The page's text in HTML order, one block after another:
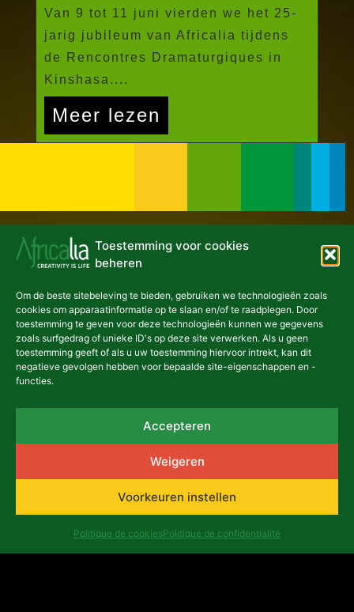
Toestemming voor cookies
beheren
Om de beste sitebeleving te bieden, gebruiken we technologieën zoals
cookies om apparaatinformatie op te slaan en/of te raadplegen. Door
toestemming te geven voor deze technologieën kunnen we gegevens
zoals surfgedrag of unieke ID's op deze site verwerken. Als u geen
toestemming geeft of als u uw toestemming hiervoor intrekt, kan dit
negatieve gevolgen hebben voor bepaalde site-eigenschappen en -
functies.
Accepteren
Weigeren
Voorkeuren instellen
Politique de cookiesPolitique de confidentialité
Van 9 tot 11 juni vierden we het 25-
jarig jubileum van Africalia tijdens
de Rencontres Dramaturgiques in
Kinshasa....
Meer lezen
asbl Africalia vzw
1000 Brussel
Contact
Ethische code